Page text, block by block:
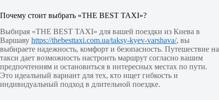
Почему стоит выбрать «THE BEST TAXI»?
Выбирая «THE BEST TAXI» для вашей поездки из Киева в
Варшаву https://thebesttaxi.com.ua/taksy-kyev-varshava/, вы
выбираете надежность, комфорт и безопасность. Путешествие на
такси дает возможность настроить маршрут согласно вашим
предпочтениям и остановиться в интересных местах по пути.
Это идеальный вариант для тех, кто ищет гибкость и
индивидуальный подход в длительной поездке.